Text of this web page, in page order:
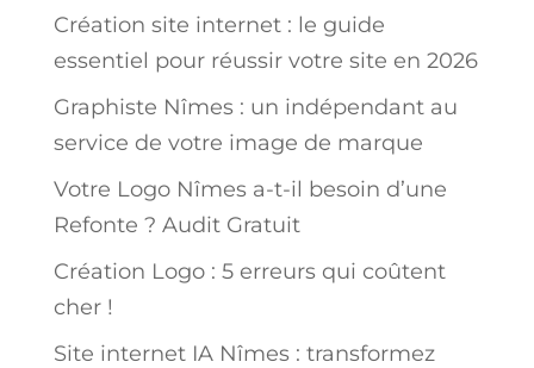
Création site internet : le guide
essentiel pour réussir votre site en 2026
Graphiste Nîmes : un indépendant au
service de votre image de marque
Votre Logo Nîmes a-t-il besoin d’une
Refonte ? Audit Gratuit
Création Logo : 5 erreurs qui coûtent
cher !
Site internet IA Nîmes : transformez